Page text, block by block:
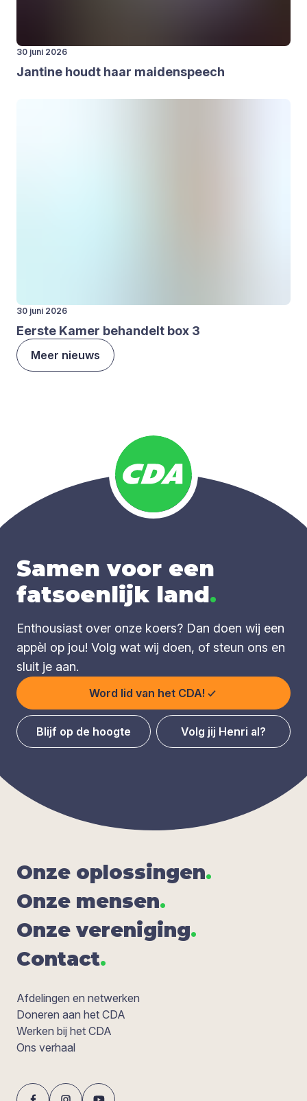
30 juni 2026
Jan­ti­ne houdt haar mai­den­speech
30 juni 2026
Eer­ste Kamer behan­delt box 3
Meer nieuws
Samen voor een
fatsoenlijk land.
Enthousiast over onze koers? Dan doen wij een
appèl op jou! Volg wat wij doen, of steun ons en
sluit je aan.
Word lid van het CDA!
Blijf op de hoogte Volg jij Henri al?
Onze oplos­sin­gen.
Onze men­sen.
Onze ver­e­ni­ging.
Con­tact.
Afdelingen en netwerken
Doneren aan het CDA
Werken bij het CDA
Ons verhaal